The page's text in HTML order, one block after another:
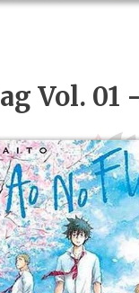
Vol. 01